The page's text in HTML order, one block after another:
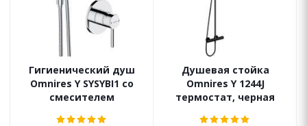
Гигиенический душ
Omnires Y SYSYBI1 со
смесителем
Душевая стойка
Omnires Y 1244J
термостат, черная